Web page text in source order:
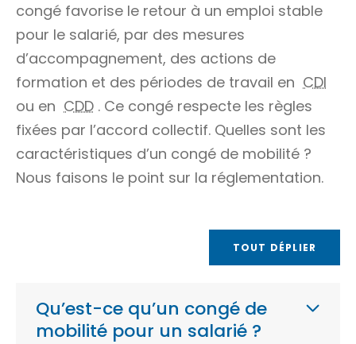
congé favorise le retour à un emploi stable
pour le salarié, par des mesures
d’accompagnement, des actions de
formation et des périodes de travail en CDI
ou en CDD . Ce congé respecte les règles
fixées par l’accord collectif. Quelles sont les
caractéristiques d’un congé de mobilité ?
Nous faisons le point sur la réglementation.
TOUT DÉPLIER
Qu’est-ce qu’un congé de
mobilité pour un salarié ?